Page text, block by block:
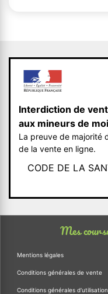
Interdiction de
aux mineurs de
La preuve de majorité
de la vente en ligne.
CODE DE LA
Mes
Mentions légales
Conditions générales de vente
Conditions générales d'utilisation